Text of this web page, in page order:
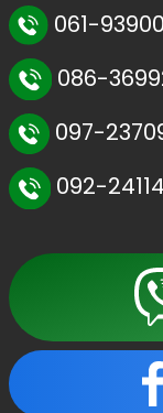
061-
086-
097-
092-